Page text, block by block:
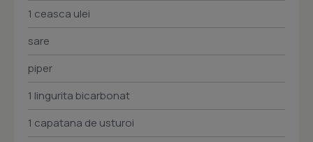
1 ceasca ulei
sare
piper
1 lingurita bicarbonat
1 capatana de usturoi